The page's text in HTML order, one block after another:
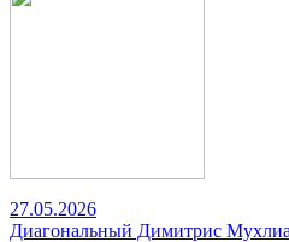
27.05.2026
Диагональный Димитрис